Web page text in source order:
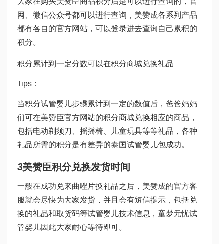
网、微信公众号都可以进行查询，美赞成各系列产品
都有各自的官方网站，可以登录进去查询自己累积的
积分。
积分累计到一定分数可以在积分商城兑换礼品
Tips：
当积分试管婴儿步骤累计到一定的数值后，爸爸妈妈
们可在美赞臣官方网站的积分商城兑换相应的商品，
包括电动剃须刀、摇摇椅、儿童玩具等等礼品，各种
礼品所需的积分是有差异的泰国试管婴儿包成功。
3美赞臣积分兑换发货时间
一般在成功兑来曲唑片换礼品之后，美赞成的官方客
服就会尽快为大家发货，并且会有短信提示，包括兑
换的礼品和取货码等试管婴儿技术信息， 童梦无忧试
管婴儿因此大家耐心等待即可。